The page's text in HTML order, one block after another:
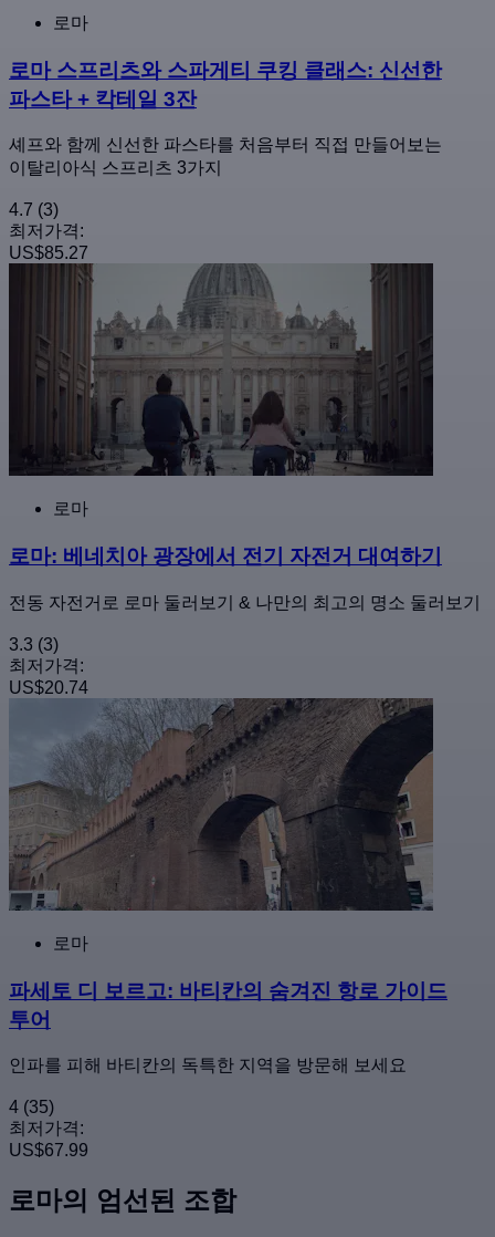
로마
로마 스프리츠와 스파게티 쿠킹 클래스: 신선한
파스타 + 칵테일 3잔
셰프와 함께 신선한 파스타를 처음부터 직접 만들어보는
이탈리아식 스프리츠 3가지
4.7 (3)
최저가격:
US$85.27
로마
로마: 베네치아 광장에서 전기 자전거 대여하기
전동 자전거로 로마 둘러보기 & 나만의 최고의 명소 둘러보기
3.3 (3)
최저가격:
US$20.74
로마
파세토 디 보르고: 바티칸의 숨겨진 항로 가이드
투어
인파를 피해 바티칸의 독특한 지역을 방문해 보세요
4 (35)
최저가격:
US$67.99
로마의 엄선된 조합